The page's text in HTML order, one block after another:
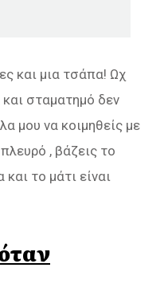
και μια τσάπα! Ωχ
σταματημό δεν
μου να κοιμηθείς με
, βάζεις το
το μάτι είναι